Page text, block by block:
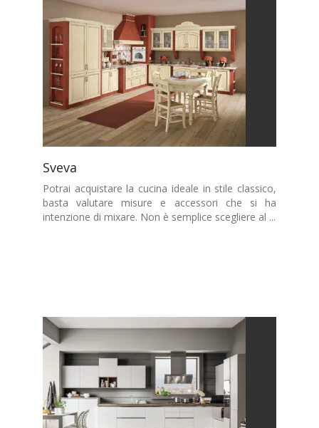
Sveva
Potrai acquistare la cucina ideale in stile classico,
basta valutare misure e accessori che si ha
intenzione di mixare. Non è semplice scegliere al ...